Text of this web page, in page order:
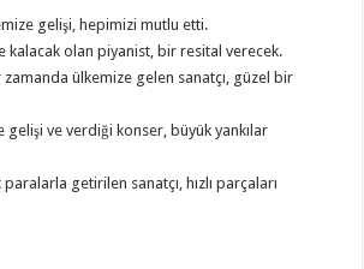
gelişi, hepimizi mutlu etti.
kalacak olan piyanist, bir resital verecek.
ülkemize gelen sanatçı, güzel bir
gelişi ve verdiği konser, büyük yankılar
paralarla getirilen sanatçı, hızlı parçaları